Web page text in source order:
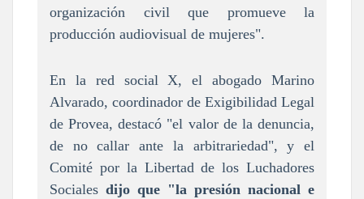
organización civil que promueve la
producción audiovisual de mujeres".
En la red social X, el abogado Marino
Alvarado, coordinador de Exigibilidad Legal
de Provea, destacó "el valor de la denuncia,
de no callar ante la arbitrariedad", y el
Comité por la Libertad de los Luchadores
Sociales dijo que "la presión nacional e